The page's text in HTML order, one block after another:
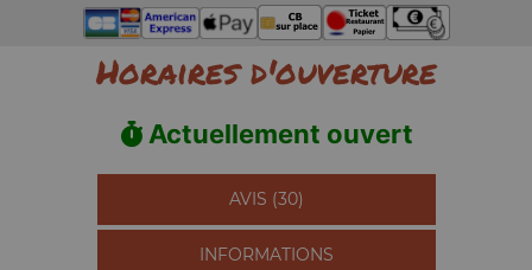
Horaires d'ouverture
Actuellement ouvert
AVIS (30)
INFORMATIONS